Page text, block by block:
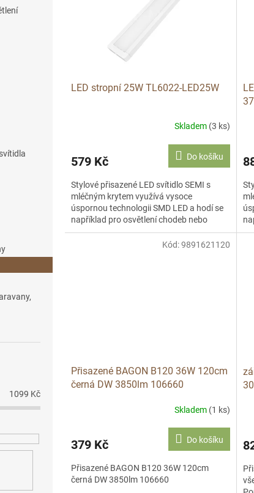
1099 Kč
LED stropní 25W TL6022-LED25W
Skladem (3 ks)
579 Kč Do košíku
Stylové přisazené LED svítidlo SEMI s
mléčným krytem využívá vysoce
úspornou technologii SMD LED a hodí se
například pro osvětlení chodeb nebo
kancelářských prostor. Životnost...
Přisazené BAGON B120 36W 120cm
černá DW 3850lm 106660
Skladem (1 ks)
379 Kč Do košíku
Přisazené BAGON B120 36W 120cm
černá DW 3850lm 106660
Kód:9891621120